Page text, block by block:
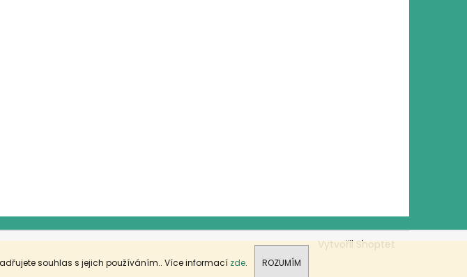
souhlas s jejich používáním.. Více informací zde. ROZUMÍM
Vytvořil Shoptet